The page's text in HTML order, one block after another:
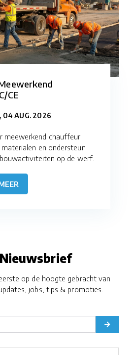
CE
04 AUG. 2026
meewerkend chauffeur
materialen en ondersteun
op de werf.
op de hoogte gebracht van
jobs, tips & promoties.